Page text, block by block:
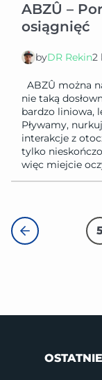
ABZÛ –
osiągnięć
byDR Rekin2
ABZÛ można
nie taką
bardzo liniowa,
Pływamy,
interakcje z
tylko
więc miejcie